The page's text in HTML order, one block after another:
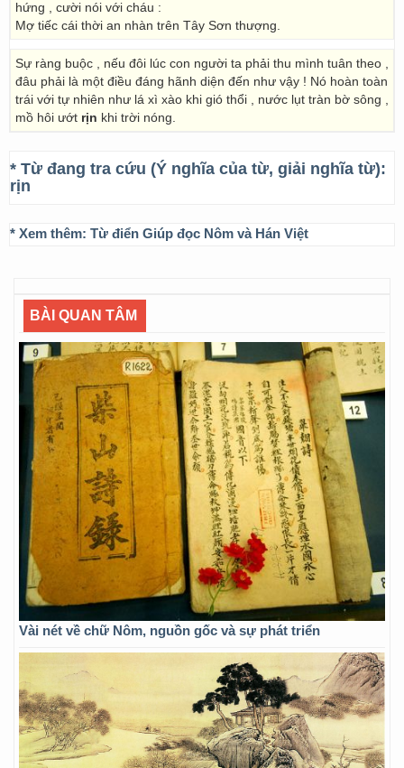
hứng , cười nói với cháu :
Mợ tiếc cái thời an nhàn trên Tây Sơn thượng.
Sự ràng buộc , nếu đôi lúc con người ta phải thu mình tuân theo ,
đâu phải là một điều đáng hãnh diện đến như vậy ! Nó hoàn toàn
trái với tự nhiên như lá xì xào khi gió thổi , nước lụt tràn bờ sông ,
mồ hôi ướt rịn khi trời nóng.
* Từ đang tra cứu (Ý nghĩa của từ, giải nghĩa từ):
rịn
* Xem thêm: Từ điển Giúp đọc Nôm và Hán Việt
BÀI QUAN TÂM
Vài nét về chữ Nôm, nguồn gốc và sự phát triển